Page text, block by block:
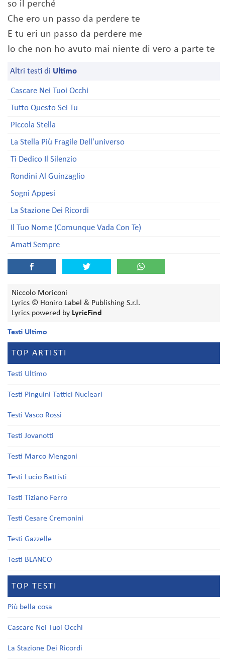
so il perché
Che ero un passo da perdere te
E tu eri un passo da perdere me
Io che non ho avuto mai niente di vero a parte te
Altri testi di Ultimo
Cascare Nei Tuoi Occhi
Tutto Questo Sei Tu
Piccola Stella
La Stella Più Fragile Dell'universo
Ti Dedico Il Silenzio
Rondini Al Guinzaglio
Sogni Appesi
La Stazione Dei Ricordi
Il Tuo Nome (Comunque Vada Con Te)
Amati Sempre
Niccolo Moriconi
Lyrics © Honiro Label & Publishing S.r.l.
Lyrics powered by LyricFind
Testi Ultimo
TOP ARTISTI
Testi Ultimo
Testi Pinguini Tattici Nucleari
Testi Vasco Rossi
Testi Jovanotti
Testi Marco Mengoni
Testi Lucio Battisti
Testi Tiziano Ferro
Testi Cesare Cremonini
Testi Gazzelle
Testi BLANCO
TOP TESTI
Più bella cosa
Cascare Nei Tuoi Occhi
La Stazione Dei Ricordi